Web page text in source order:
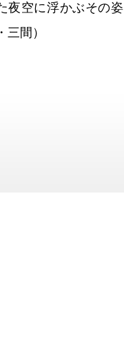
夜空に浮かぶその姿
間）